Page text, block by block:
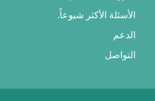
الأسئلة الأكثر شيوعاً.
الدعم
التواصل